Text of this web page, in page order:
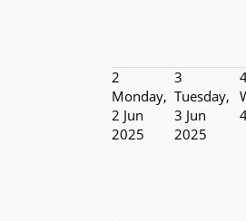
2
Monday,
2 Jun
2025
3
Tuesday,
3 Jun
2025